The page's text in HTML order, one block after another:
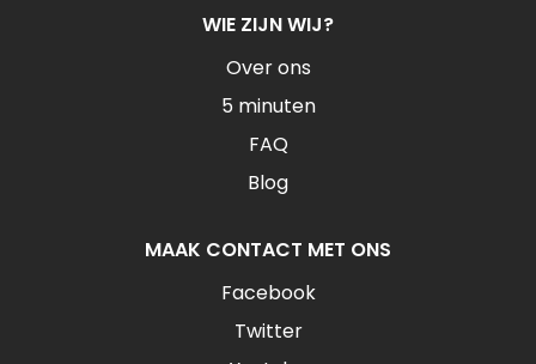
WIE ZIJN WIJ?
Over ons
5 minuten
FAQ
Blog
MAAK CONTACT MET ONS
Facebook
Twitter